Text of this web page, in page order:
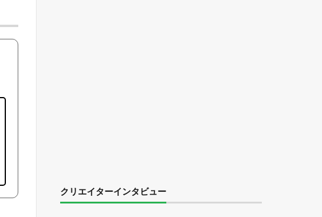
クリエイターインタビュー